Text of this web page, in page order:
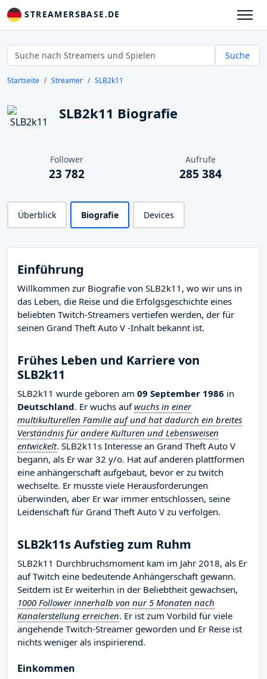
STREAMERSBASE.DE
Suche
Startseite Streamer SLB2k11
SLB2k11 Biografie
Follower
23 782
Aufrufe
285 384
Überblick Biografie Devices
Einführung
Willkommen zur Biografie von SLB2k11, wo wir uns in
das Leben, die Reise und die Erfolgsgeschichte eines
beliebten Twitch-Streamers vertiefen werden, der für
seinen Grand Theft Auto V -Inhalt bekannt ist.
Frühes Leben und Karriere von
SLB2k11
SLB2k11 wurde geboren am 09 September 1986 in
Deutschland. Er wuchs aufwuchs in einer
multikulturellen Familie auf und hat dadurch ein breites
Verständnis für andere Kulturen und Lebensweisen
entwickelt. SLB2k11s Interesse an Grand Theft Auto V
begann, als Er war 32 y/o. Hat auf anderen plattformen
eine anhängerschaft aufgebaut, bevor er zu twitch
wechselte. Er musste viele Herausforderungen
überwinden, aber Er war immer entschlossen, seine
Leidenschaft für Grand Theft Auto V zu verfolgen.
SLB2k11s Aufstieg zum Ruhm
SLB2k11 Durchbruchsmoment kam im Jahr 2018, als Er
auf Twitch eine bedeutende Anhängerschaft gewann.
Seitdem ist Er weiterhin in der Beliebtheit gewachsen,
1000 Follower innerhalb von nur 5 Monaten nach
Kanalerstellung erreichen. Er ist zum Vorbild für viele
angehende Twitch-Streamer geworden und Er Reise ist
nichts weniger als inspirierend.
Einkommen